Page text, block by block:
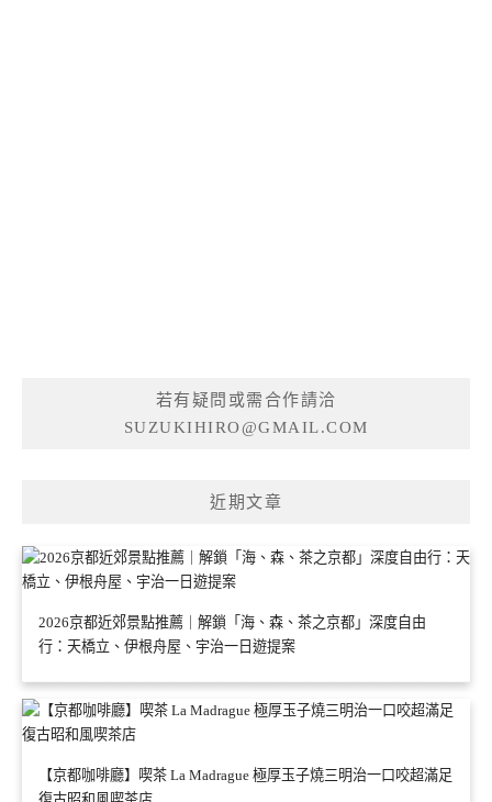
若有疑問或需合作請洽
SUZUKIHIRO@GMAIL.COM
近期文章
2026京都近郊景點推薦｜解鎖「海、森、茶之京都」深度自由
行：天橋立、伊根舟屋、宇治一日遊提案
【京都咖啡廳】喫茶 La Madrague 極厚玉子燒三明治一口咬超滿足